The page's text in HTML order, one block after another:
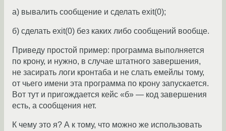
а) вывалить сообщение и сделать exit(0);
б) сделать exit(0) без каких либо сообщений вообще.
Приведу простой пример: программа выполняется
по крону, и нужно, в случае штатного завершения,
не засирать логи кронтаба и не слать емейлы тому,
от чьего имени эта программа по крону запускается.
Вот тут и пригождается кейс «б» — код завершения
есть, а сообщения нет.
К чему это я? А к тому, что можно же использовать